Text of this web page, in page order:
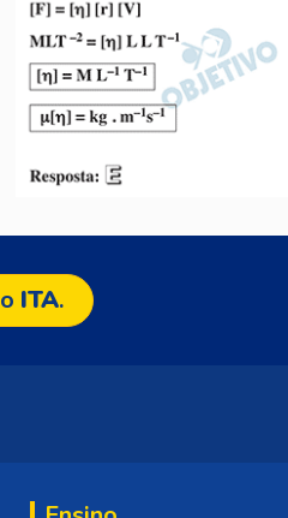
ITA.